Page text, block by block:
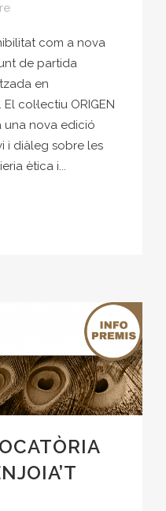
com a nova
de partida
en
col·lectiu ORIGEN
una nova edició
i diàleg sobre les
ètica i...